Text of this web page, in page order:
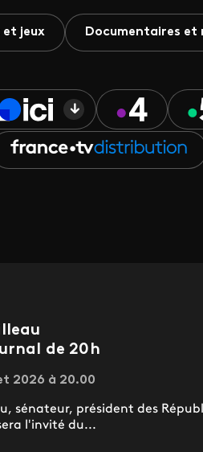
et jeux Documentaires et
de 20h
2026 à 20.00
sénateur, président des
l'invité du...